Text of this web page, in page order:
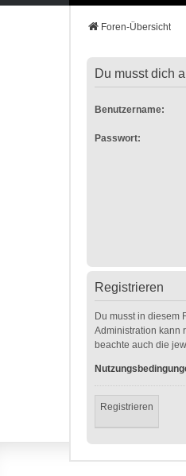
Foren-Übersicht
Du musst dich
Benutzername:
Passwort:
Registrieren
Du musst in diesem
Administration kann
beachte auch die
Registrieren